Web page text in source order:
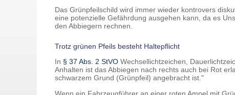
Das Grünpfeilschild wird immer wieder kontrovers
eine potenzielle Gefährdung ausgehen kann, da es
den Abbiegern rechnen.
Trotz grünen Pfeils besteht Haltepflicht
In § 37 Abs. 2 StVO Wechsellichtzeichen,
Anhalten ist das Abbiegen nach rechts auch bei Rot
schwarzem Grund (Grünpfeil) angebracht ist."
Wenn ein Fahrzeugführer an einer roten Ampel mit